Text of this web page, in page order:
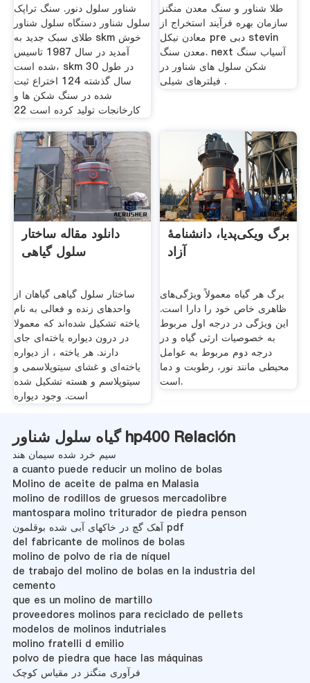
شناور سلول دنور. سنگ تراپک
سلول شناور دستگاه سلول شناور
طلای سبک جدید به skm خوش
آمدید در سال 1987 تاسیس
شده است، skm در طول 30
سال گذشته 124 اختراع ثبت
شده در سنگ شکن ها و
کارخانجات تولید کرده است 22
طلا شناور و سنگ معدن منگنز
سازمان بهره فرآیند استخراج از
معادن نیکل pre دبی stevin
معدن سنگ. next آسیاب سنگ
شکن سلول های شناور در
فیلترهای شیلی .
دانلود مقاله ساختار
سلول گیاهی
ساختار سلول گیاهی گیاهان از
واحدهای زنده و فعالی به نام
یاخته تشکیل شده‌اند که معمولا
در درون دیواره یاخته‌ای جای
دارند. هر یاخته ، از دیواره
یاخته‌ای و غشای سیتوپلاسمی و
سیتوپلاسم و هسته تشکیل شده
است. وجود دیواره
برگ ویکی‌پدیا، دانشنامهٔ
آزاد
برگ هر گیاه معمولاً ویژگی‌های
ظاهری خاص خود را دارا است.
این ویژگی در درجه اول مربوط
به خصوصیات ارثی گیاه و در
درجه دوم مربوط به عوامل
محیطی مانند نور، رطوبت و دما
است.
گیاه سلول شناور hp400 Relación
سیم خرد شده سیمان هند
a cuanto puede reducir un molino de bolas
Molino de aceite de palma en Malasia
molino de rodillos de gruesos mercadolibre
mantospara molino triturador de piedra penson
آهک گچ در خاکهای آبی شده بوقلمون pdf
del fabricante de molinos de bolas
molino de polvo de ria de níquel
de trabajo del molino de bolas en la industria del
cemento
que es un molino de martillo
proveedores molinos para reciclado de pellets
modelos de molinos indutriales
molino fratelli d emilio
polvo de piedra que hace las máquinas
فرآوری منگنز در مقیاس کوچک